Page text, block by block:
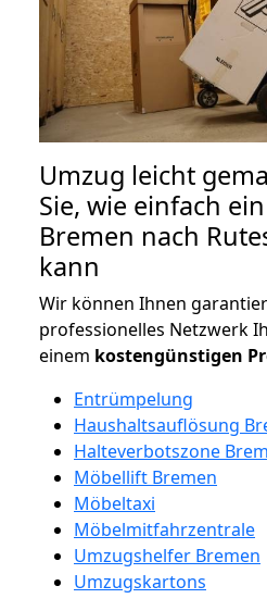
Umzug leicht
Sie, wie einfach
Bremen nach
kann
Wir können Ihnen
professionelles Netzwerk
einem kostengünstigen
Entrümpelung
Haushaltsauflösung
Halteverbotszone
Möbellift Bremen
Möbeltaxi
Möbelmitfahrzentrale
Umzugshelfer Bremen
Umzugskartons